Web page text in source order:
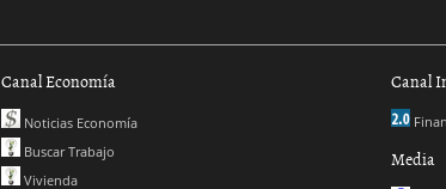
Canal Economía
Noticias Economía
Buscar Trabajo
Vivienda
Canal
Media